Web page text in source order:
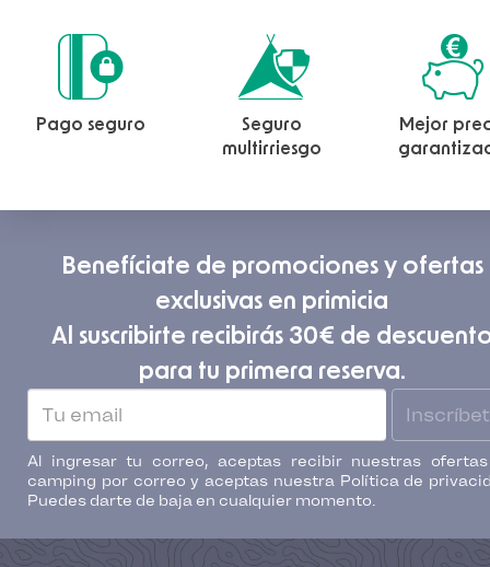
Pago seguro
Seguro
multirriesgo
Mejor
Benefíciate de promociones y ofertas
exclusivas en primicia
Al suscribirte recibirás 30€ de
para tu primera reserva.
Al ingresar tu correo, aceptas recibir nuestras
camping por correo y aceptas nuestra Política de
Puedes darte de baja en cualquier momento.